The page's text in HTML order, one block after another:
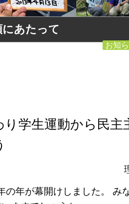
あたって
お知
り学生運動から民主
の年が幕開けしました。 み